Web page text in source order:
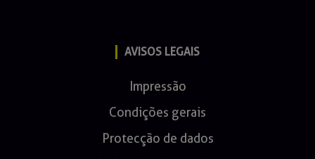
AVISOS LEGAIS
Impressão
Condições gerais
Protecção de dados